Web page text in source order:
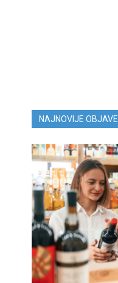
NAJNOVIJE OBJAVE